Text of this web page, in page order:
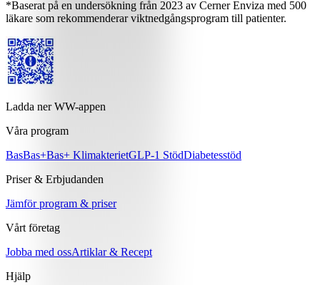
*Baserat på en undersökning från 2023 av Cerner Enviza med 500
läkare som rekommenderar viktnedgångsprogram till patienter.
Ladda ner WW-appen
Våra program
BasBas+Bas+ KlimakterietGLP-1 StödDiabetesstöd
Priser & Erbjudanden
Jämför program & priser
Vårt företag
Jobba med ossArtiklar & Recept
Hjälp